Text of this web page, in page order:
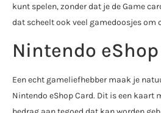
kunt spelen, zonder dat je de Game
dat scheelt ook veel gamedoosjes om
Nintendo
Een echt gameliefhebber maak je
Nintendo eShop Card. Dit is een kaart